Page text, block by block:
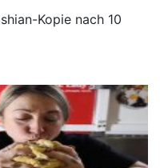
Kopie nach 10